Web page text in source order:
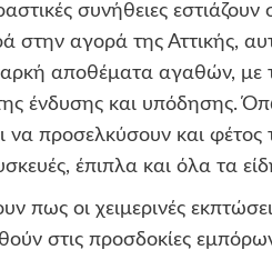
συνήθειες
στην αγορά της Αττικής,
αποθέματα αγαθών, με
ένδυσης και υπόδησης.
να προσελκύσουν και
έπιπλα και όλα τα
πως οι χειμερινές
στις προσδοκίες